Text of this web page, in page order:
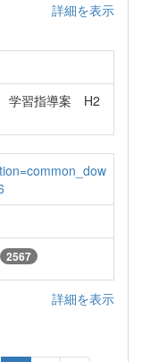
詳細を表示
習指導案 H2
2567
詳細を表示